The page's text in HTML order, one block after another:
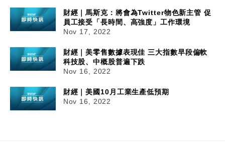
財經｜馬斯克：將會為Twitter物色新主管 促
員工接受「長時間、高強度」工作環境
Nov 17, 2022
財經｜美零售數據表現佳 三大指數早段偏軟
科技股、中概股普遍下跌
Nov 16, 2022
財經｜美國10月工業生產低預期
Nov 16, 2022